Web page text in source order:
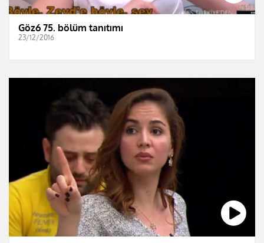
Göz6 75. bölüm tanıtımı
23/12/2016